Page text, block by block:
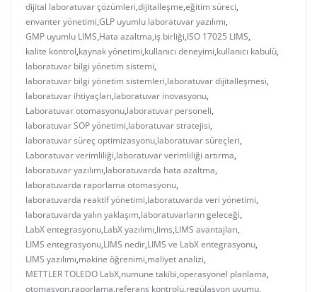
dijital laboratuvar çözümleri,dijitalleşme,eğitim süreci,
envanter yönetimi,GLP uyumlu laboratuvar yazılımı,
GMP uyumlu LIMS,Hata azaltma,iş birliği,ISO 17025 LIMS,
kalite kontrol,kaynak yönetimi,kullanıcı deneyimi,kullanıcı kabulü,
laboratuvar bilgi yönetim sistemi,
laboratuvar bilgi yönetim sistemleri,laboratuvar dijitalleşmesi,
laboratuvar ihtiyaçları,laboratuvar inovasyonu,
Laboratuvar otomasyonu,laboratuvar personeli,
laboratuvar SOP yönetimi,laboratuvar stratejisi,
laboratuvar süreç optimizasyonu,laboratuvar süreçleri,
Laboratuvar verimliliği,laboratuvar verimliliği artırma,
laboratuvar yazılımı,laboratuvarda hata azaltma,
laboratuvarda raporlama otomasyonu,
laboratuvarda reaktif yönetimi,laboratuvarda veri yönetimi,
laboratuvarda yalın yaklaşım,laboratuvarların geleceği,
LabX entegrasyonu,LabX yazılımı,lims,LIMS avantajları,
LIMS entegrasyonu,LIMS nedir,LIMS ve LabX entegrasyonu,
LIMS yazılımı,makine öğrenimi,maliyet analizi,
METTLER TOLEDO LabX,numune takibi,operasyonel planlama,
otomasyon,raporlama,referans kontrolü,regülasyon uyumu,